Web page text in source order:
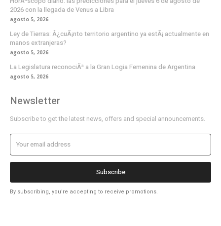
2026 con la llegada de Venus a Libra
agosto 5, 2026
Ley de Tierras: Â¿cuÃ¡nto territorio argentino ya estÃ¡ actualmente en
manos extranjeras?
agosto 5, 2026
La Legislatura reconociÃ³ a la Gran Logia Femenina de Argentina
agosto 5, 2026
Newsletter
Subscribe to get the latest news, offers and special announcements.
Subscribe
By subscribing, you're accepting to receive promotions.